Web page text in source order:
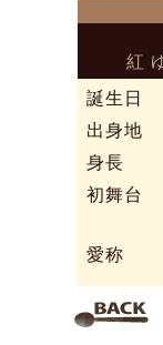
紅
誕生日
出身地
身長
初舞台
愛称